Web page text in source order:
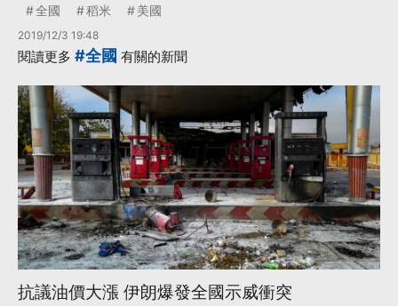
全國 稻米 美國
2019/12/3 19:48
閱讀更多 #全國 有關的新聞
抗議油價大漲 伊朗爆發全國示威衝突